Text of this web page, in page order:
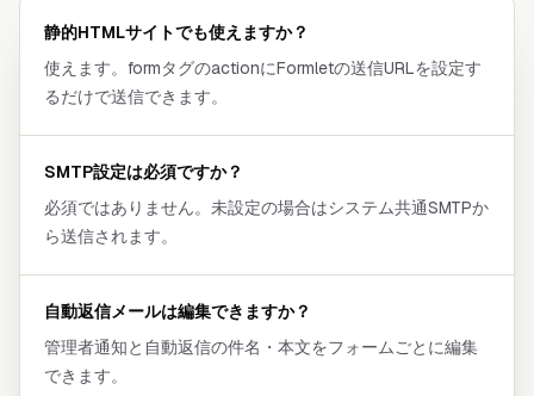
静的HTMLサイトでも使えますか？
使えます。formタグのactionにFormletの送信URLを設定す
るだけで送信できます。
SMTP設定は必須ですか？
必須ではありません。未設定の場合はシステム共通SMTPか
ら送信されます。
自動返信メールは編集できますか？
管理者通知と自動返信の件名・本文をフォームごとに編集
できます。